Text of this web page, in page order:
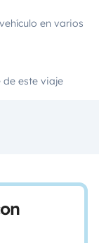
en varios
este viaje